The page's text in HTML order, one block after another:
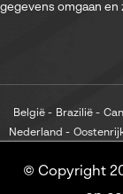
gegevens omgaan en
België Brazilië
Nederland
© Copyright